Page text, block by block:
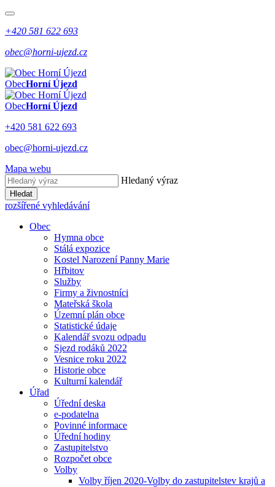
+420 581 622 693
obec@horni-ujezd.cz
ObecHorní Újezd
ObecHorní Újezd
+420 581 622 693
obec@horni-ujezd.cz
Mapa webu
Hledaný výraz
Hledat
rozšířené vyhledávání
Obec
Hymna obce
Stálá expozice
Kostel Narození Panny Marie
Hřbitov
Služby
Firmy a živnostníci
Mateřská škola
Územní plán obce
Statistické údaje
Kalendář svozu odpadu
Sjezd rodáků 2022
Vesnice roku 2022
Historie obce
Kulturní kalendář
Úřad
Úřední deska
e-podatelna
Povinné informace
Úřední hodiny
Zastupitelstvo
Rozpočet obce
Volby
Volby říjen 2020-Volby do zastupitelstev krajů a